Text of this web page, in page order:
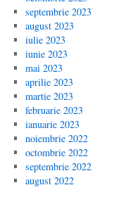
septembrie 2023
august 2023
iulie 2023
iunie 2023
mai 2023
aprilie 2023
martie 2023
februarie 2023
ianuarie 2023
noiembrie 2022
octombrie 2022
septembrie 2022
august 2022